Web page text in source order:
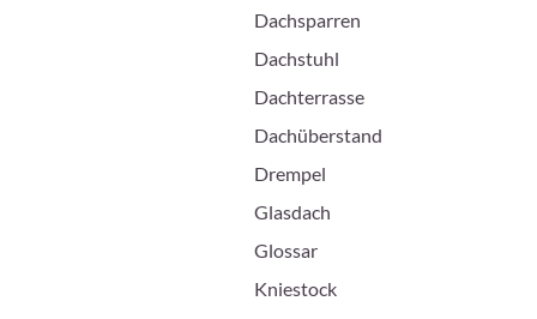
Dachsparren
Dachstuhl
Dachterrasse
Dachüberstand
Drempel
Glasdach
Glossar
Kniestock